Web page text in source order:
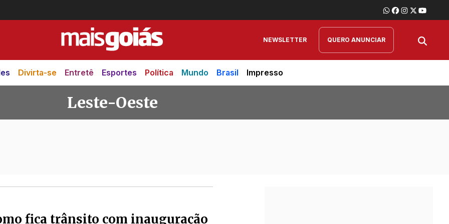
NEWSLETTER QUERO ANUNCIAR
Divirta-se Entretê Esportes Política Mundo Brasil Impresso
Leste-Oeste
fica trânsito com inauguração